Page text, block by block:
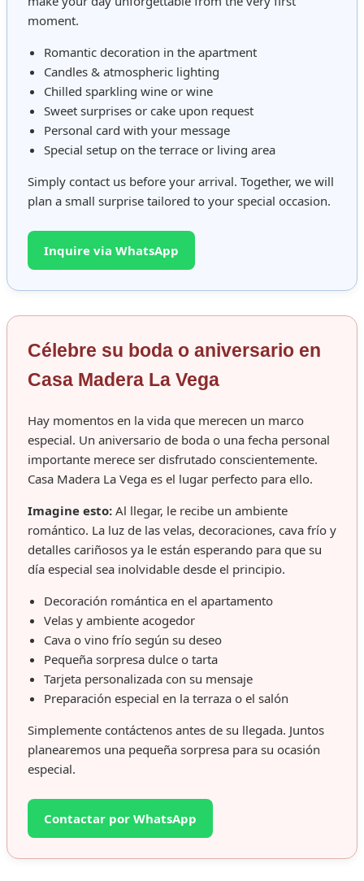
moment.
Romantic decoration in the apartment
Candles & atmospheric lighting
Chilled sparkling wine or wine
Sweet surprises or cake upon request
Personal card with your message
Special setup on the terrace or living area
Simply contact us before your arrival. Together, we will
plan a small surprise tailored to your special occasion.
Inquire via WhatsApp
Célebre su boda o aniversario en
Casa Madera La Vega
Hay momentos en la vida que merecen un marco
especial. Un aniversario de boda o una fecha personal
importante merece ser disfrutado conscientemente.
Casa Madera La Vega es el lugar perfecto para ello.
Imagine esto: Al llegar, le recibe un ambiente
romántico. La luz de las velas, decoraciones, cava frío y
detalles cariñosos ya le están esperando para que su
día especial sea inolvidable desde el principio.
Decoración romántica en el apartamento
Velas y ambiente acogedor
Cava o vino frío según su deseo
Pequeña sorpresa dulce o tarta
Tarjeta personalizada con su mensaje
Preparación especial en la terraza o el salón
Simplemente contáctenos antes de su llegada. Juntos
planearemos una pequeña sorpresa para su ocasión
especial.
Contactar por WhatsApp